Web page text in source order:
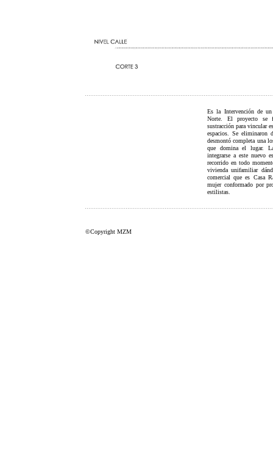
Es la Intervención de
Norte. El proyecto se
sustracción para vincular
espacios. Se eliminaron
desmontó completa una
que domina el lugar.
integrarse a este nuevo
recorrido en todo
vivienda unifamiliar
comercial que es Casa
mujer conformado por
estilistas.
©Copyright MZM